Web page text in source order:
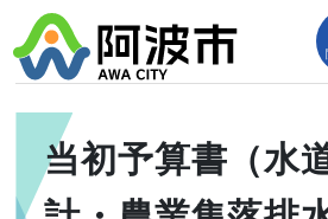
当初予算書（水